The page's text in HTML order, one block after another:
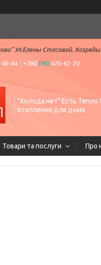
Ул.Елены Стасовой. Хозряды.,
46-84 +380 (96) 420-62-20
"Холода.нет" Есть Тепло
отопления для дома
Товари та послуги Про